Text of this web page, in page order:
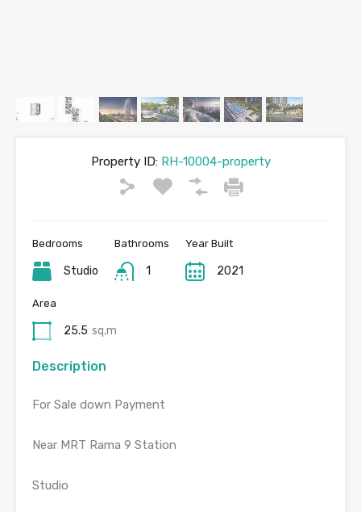
Property ID:RH-10004-property
Bedrooms
Studio
Bathrooms
1
Year Built
2021
Area
25.5 sq.m
Description
For Sale down Payment
Near MRT Rama 9 Station
Studio